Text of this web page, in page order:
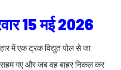
15 मई 2026
में एक ट्रक विद्युत पोल से जा
गए और जब वह बाहर निकल कर